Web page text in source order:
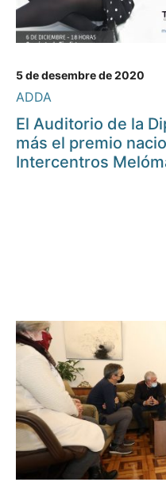
5 de desembre de 2020
ADDA
El Auditorio de la
más el premio
Intercentros